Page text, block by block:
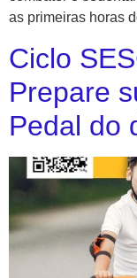
as primeiras horas
Ciclo
Prepare
Pedal do